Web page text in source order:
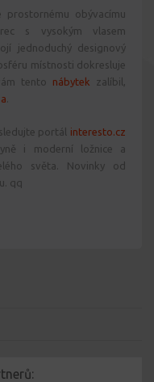
prostornému obývacímu
s vysokým vlasem
jednoduchý designový
místnosti dokresluje
tento nábytek zalíbil,
portál interesto.cz
i moderní ložnice a
světa. Novinky od
qq